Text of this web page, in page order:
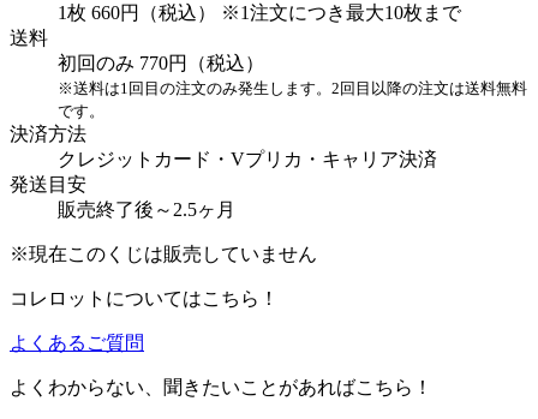
1枚 660円（税込） ※1注文につき最大10枚まで
送料
初回のみ 770円（税込）
※送料は1回目の注文のみ発生します。2回目以降の注文は送料無料
です。
決済方法
クレジットカード・Vプリカ・キャリア決済
発送目安
販売終了後～2.5ヶ月
※現在このくじは販売していません
コレロットについてはこちら！
よくあるご質問
よくわからない、聞きたいことがあればこちら！